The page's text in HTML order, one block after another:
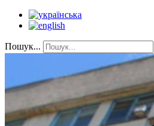
Пошук...